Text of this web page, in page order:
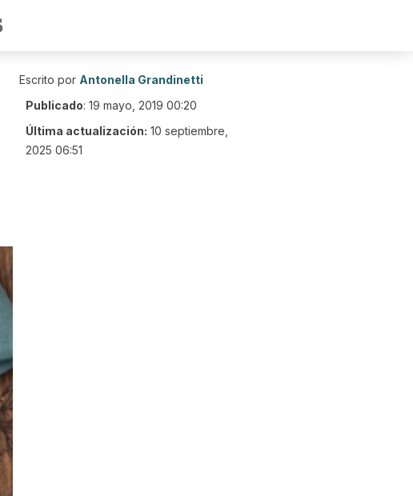
Escrito por Antonella Grandinetti
Publicado: 19 mayo, 2019 00:20
Última actualización: 10 septiembre,
2025 06:51